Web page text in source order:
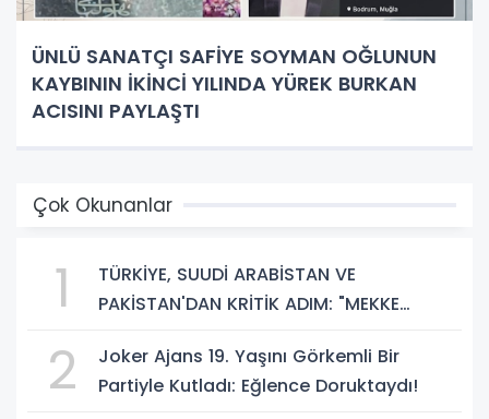
ÜNLÜ SANATÇI SAFİYE SOYMAN OĞLUNUN
KAYBININ İKİNCİ YILINDA YÜREK BURKAN
ACISINI PAYLAŞTI
Çok Okunanlar
1
TÜRKİYE, SUUDİ ARABİSTAN VE
PAKİSTAN'DAN KRİTİK ADIM: "MEKKE
2
Joker Ajans 19. Yaşını Görkemli Bir
Partiyle Kutladı: Eğlence Doruktaydı!